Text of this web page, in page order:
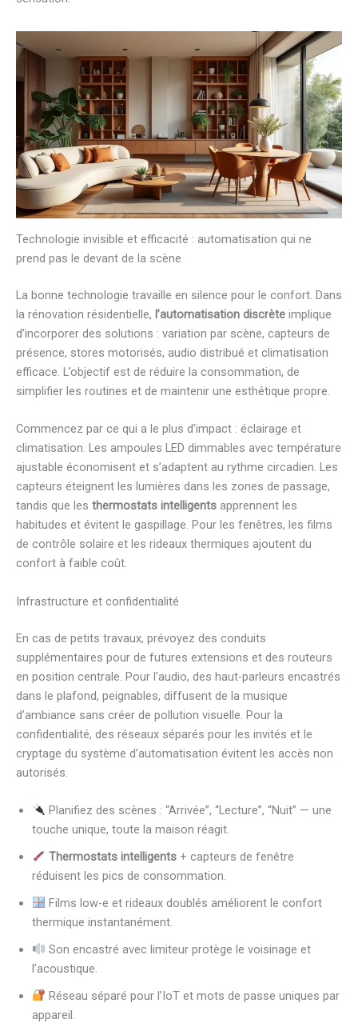
Technologie invisible et efficacité : automatisation qui ne
prend pas le devant de la scène
La bonne technologie travaille en silence pour le confort. Dans
la rénovation résidentielle, l’automatisation discrète implique
d’incorporer des solutions : variation par scène, capteurs de
présence, stores motorisés, audio distribué et climatisation
efficace. L’objectif est de réduire la consommation, de
simplifier les routines et de maintenir une esthétique propre.
Commencez par ce qui a le plus d’impact : éclairage et
climatisation. Les ampoules LED dimmables avec température
ajustable économisent et s’adaptent au rythme circadien. Les
capteurs éteignent les lumières dans les zones de passage,
tandis que les thermostats intelligents apprennent les
habitudes et évitent le gaspillage. Pour les fenêtres, les films
de contrôle solaire et les rideaux thermiques ajoutent du
confort à faible coût.
Infrastructure et confidentialité
En cas de petits travaux, prévoyez des conduits
supplémentaires pour de futures extensions et des routeurs
en position centrale. Pour l’audio, des haut-parleurs encastrés
dans le plafond, peignables, diffusent de la musique
d’ambiance sans créer de pollution visuelle. Pour la
confidentialité, des réseaux séparés pour les invités et le
cryptage du système d’automatisation évitent les accès non
autorisés.
Planifiez des scènes : “Arrivée”, “Lecture”, “Nuit” — une
touche unique, toute la maison réagit.
Thermostats intelligents+ capteurs de fenêtre
réduisent les pics de consommation.
Films low-e et rideaux doublés améliorent le confort
thermique instantanément.
Son encastré avec limiteur protège le voisinage et
l’acoustique.
Réseau séparé pour l’IoT et mots de passe uniques par
appareil.